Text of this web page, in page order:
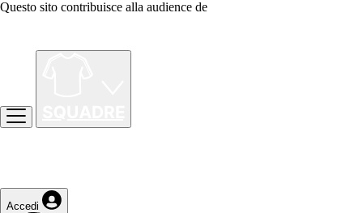
Questo sito contribuisce alla audience de
Accedi